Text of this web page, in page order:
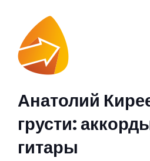
Анатолий
грусти:
гитары